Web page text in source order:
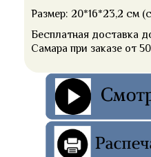
Размер: 20*16*23,2 см
Бесплатная доставка
Самара при заказе от